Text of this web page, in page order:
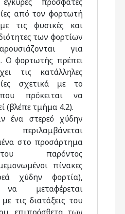
από τον φορτωτή
τις φυσικές και
των φορτίων
για
Ο φορτωτής πρέπει
τις κατάλληλες
σχετικά με το
πρόκειται να
(βλέπε τμήμα 4.2).
ένα στερεό χύδην
στο προσάρτημα
παρόντος
πίνακες
χύδην φορτία),
μεταφέρεται
τις διατάξεις του